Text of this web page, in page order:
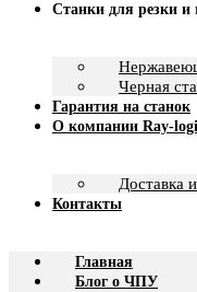
Станки для резки и
Черная
Гарантия на станок
О компании Ray-
Доставка
Контакты
Главная
Блог о ЧПУ